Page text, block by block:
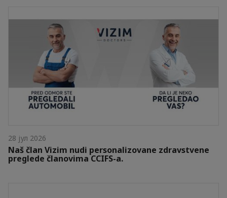
28 јул 2026
Naš član Vizim nudi personalizovane zdravstvene
preglede članovima CCIFS-a.